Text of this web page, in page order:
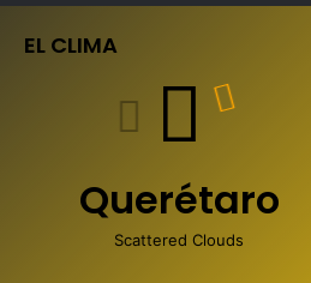
EL CLIMA
Querétaro
Scattered Clouds